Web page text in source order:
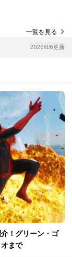
一覧を見る
2026/8/6更新
！グリーン・ゴ
まで